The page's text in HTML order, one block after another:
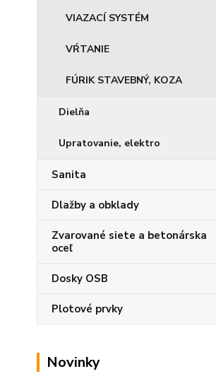
VIAZACÍ SYSTÉM
VŔTANIE
FÚRIK STAVEBNÝ, KOZA
Dielňa
Upratovanie, elektro
Sanita
Dlažby a obklady
Zvarované siete a betonárska
oceľ
Dosky OSB
Plotové prvky
Novinky